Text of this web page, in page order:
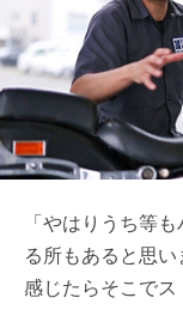
「やはりうち等
る所もあると思
感じたらそこで